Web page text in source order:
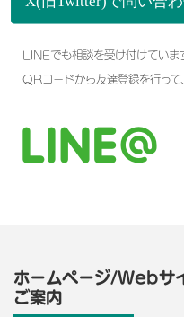
LINEでも相談を受け付けていま
QRコードから友達登録を行って
ホームページ/Webサ
ご案内